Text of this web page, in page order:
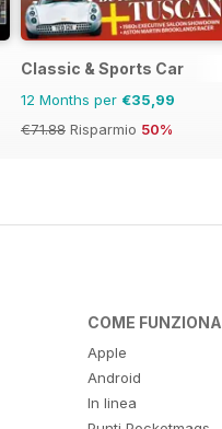
Classic & Sports Car
12 Months per €35,99
€71.88 Risparmio 50%
COME FUNZIONA
Apple
Android
In linea